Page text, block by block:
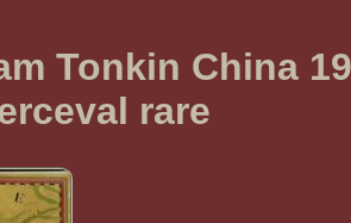
Tonkin China
rare